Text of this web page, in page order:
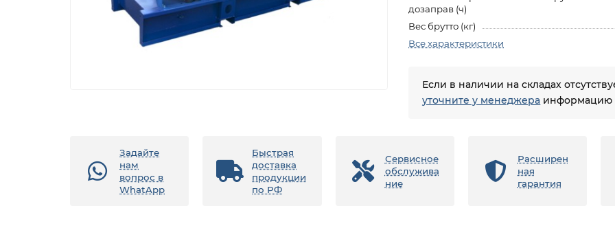
дозаправ (ч)
Вес брутто (кг)
Все характеристики
Если в наличии на складах
уточните у менеджера информацию
Задайте
нам
вопрос в
WhatApp
Быстрая
доставка
продукции
по РФ
Сервисное
обслужива
ние
Расширен
ная
гарантия